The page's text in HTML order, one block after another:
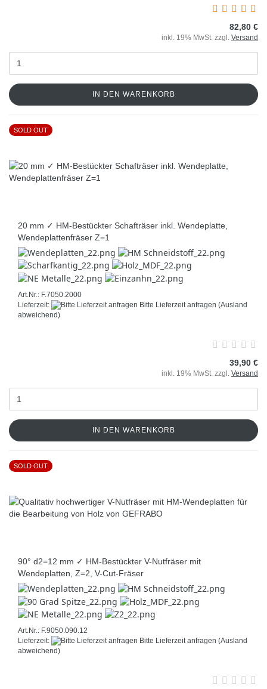
82,80 €
inkl. 19% MwSt. zzgl. Versand
IN DEN WARENKORB
SOLD OUT
20 mm ✓ HM-Bestückter Schafträser inkl. Wendeplatte,
Wendeplattenfräser Z=1
Art.Nr.: F.7050.2000
Lieferzeit:
Bitte Lieferzeit anfragen (Ausland
abweichend)
39,90 €
inkl. 19% MwSt. zzgl. Versand
IN DEN WARENKORB
SOLD OUT
90° d2=12 mm ✓ HM-Bestückter V-Nutfräser mit
Wendeplatten, Z=2, V-Cut-Fräser
Art.Nr.: F.9050.090.12
Lieferzeit:
Bitte Lieferzeit anfragen (Ausland
abweichend)